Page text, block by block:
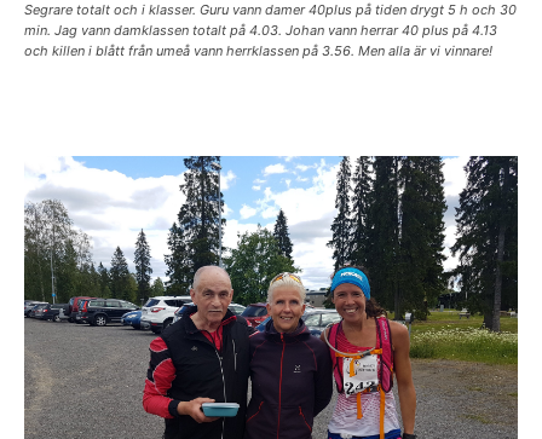
Segrare totalt och i klasser. Guru vann damer 40plus på tiden drygt 5 h och 30
min. Jag vann damklassen totalt på 4.03. Johan vann herrar 40 plus på 4.13
och killen i blått från umeå vann herrklassen på 3.56. Men alla är vi vinnare!